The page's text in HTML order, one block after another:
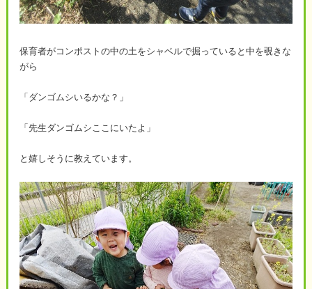
保育者がコンポストの中の土をシャベルで掘っていると中を覗きな
がら
「ダンゴムシいるかな？」
「先生ダンゴムシここにいたよ」
と嬉しそうに教えています。